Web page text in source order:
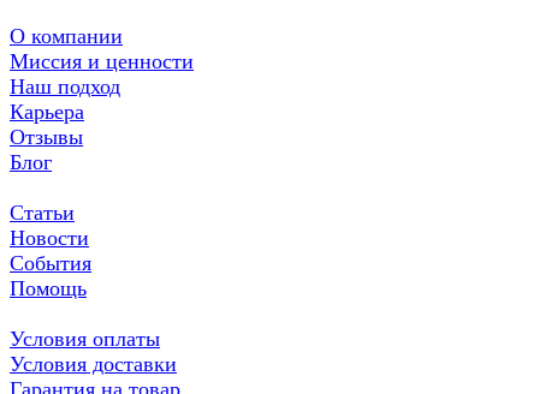
О компании
Миссия и ценности
Наш подход
Карьера
Отзывы
Блог
Статьи
Новости
События
Помощь
Условия оплаты
Условия доставки